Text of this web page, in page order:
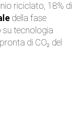
riciclato, 18% di
della fase
su tecnologia
di CO₂ del